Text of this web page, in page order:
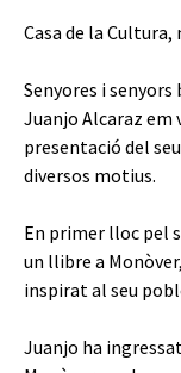
Casa de la Cultura,
Senyores i senyors
Juanjo Alcaraz em
presentació del
diversos motius.
En primer lloc pel
un llibre a
inspirat al seu
Juanjo ha